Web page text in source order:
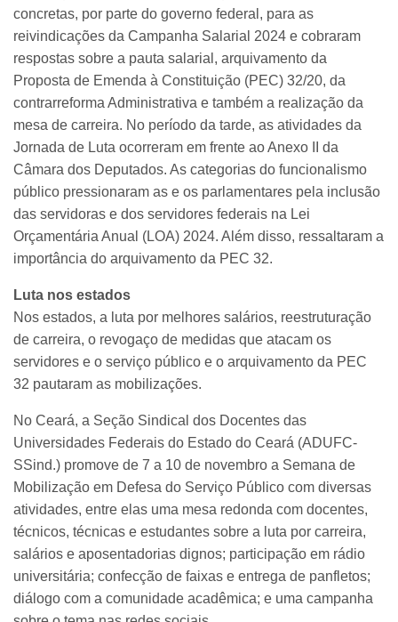
concretas, por parte do governo federal, para as
reivindicações da Campanha Salarial 2024 e cobraram
respostas sobre a pauta salarial, arquivamento da
Proposta de Emenda à Constituição (PEC) 32/20, da
contrarreforma Administrativa e também a realização da
mesa de carreira. No período da tarde, as atividades da
Jornada de Luta ocorreram em frente ao Anexo II da
Câmara dos Deputados. As categorias do funcionalismo
público pressionaram as e os parlamentares pela inclusão
das servidoras e dos servidores federais na Lei
Orçamentária Anual (LOA) 2024. Além disso, ressaltaram a
importância do arquivamento da PEC 32.
Luta nos estados
Nos estados, a luta por melhores salários, reestruturação
de carreira, o revogaço de medidas que atacam os
servidores e o serviço público e o arquivamento da PEC
32 pautaram as mobilizações.
No Ceará, a Seção Sindical dos Docentes das
Universidades Federais do Estado do Ceará (ADUFC-
SSind.) promove de 7 a 10 de novembro a Semana de
Mobilização em Defesa do Serviço Público com diversas
atividades, entre elas uma mesa redonda com docentes,
técnicos, técnicas e estudantes sobre a luta por carreira,
salários e aposentadorias dignos; participação em rádio
universitária; confecção de faixas e entrega de panfletos;
diálogo com a comunidade acadêmica; e uma campanha